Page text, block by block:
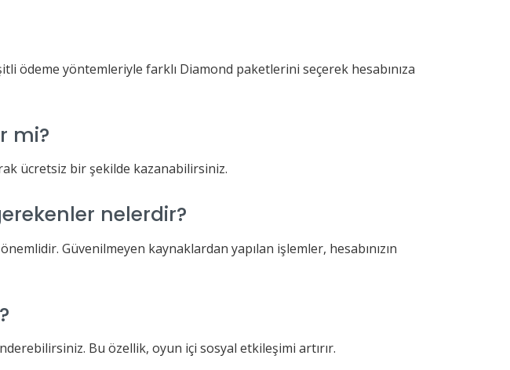
ödeme yöntemleriyle farklı Diamond paketlerini seçerek hesabınıza
mi?
ücretsiz bir şekilde kazanabilirsiniz.
nelerdir?
Güvenilmeyen kaynaklardan yapılan işlemler, hesabınızın
Bu özellik, oyun içi sosyal etkileşimi artırır.